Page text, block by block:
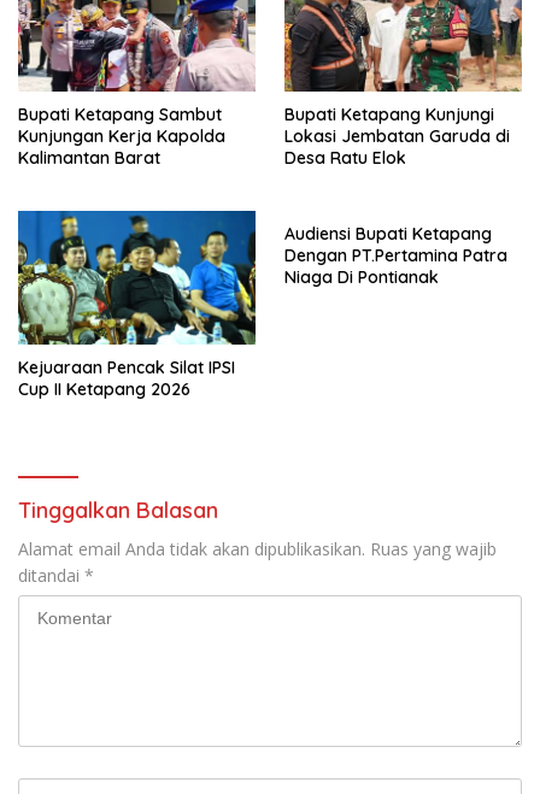
Bupati Ketapang Sambut
Kunjungan Kerja Kapolda
Kalimantan Barat
Bupati Ketapang Kunjungi
Lokasi Jembatan Garuda di
Desa Ratu Elok
Kejuaraan Pencak Silat IPSI
Cup II Ketapang 2026
Audiensi Bupati Ketapang
Dengan PT.Pertamina Patra
Niaga Di Pontianak
Tinggalkan Balasan
Alamat email Anda tidak akan dipublikasikan. Ruas yang wajib
ditandai *